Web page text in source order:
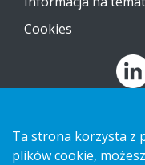
Cookies
Ta strona korzysta z
plików cookie,